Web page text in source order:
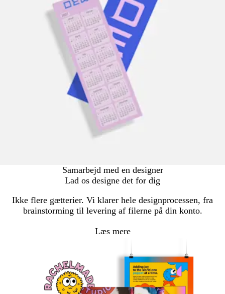
Samarbejd med en designer
Lad os designe det for dig
Ikke flere gætterier. Vi klarer hele designprocessen, fra
brainstorming til levering af filerne på din konto.
Læs mere